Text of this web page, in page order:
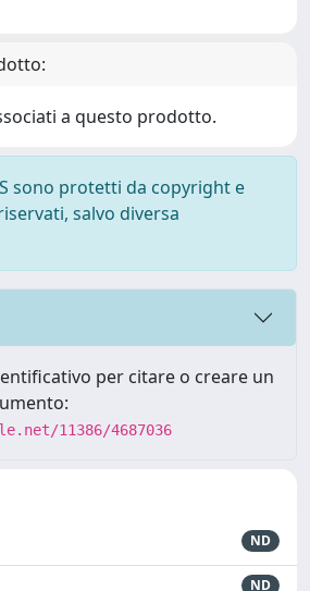
a questo prodotto.
sono protetti da copyright e
salvo diversa
per citare o creare un
11386/4687036
ND
ND